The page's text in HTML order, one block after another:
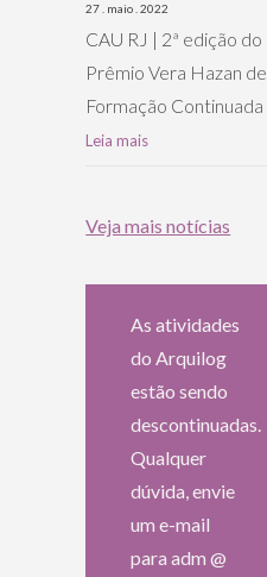
27 . maio . 2022
CAU RJ | 2ª edição do
Prêmio Vera Hazan de
Formação Continuada
Leia mais
Veja mais notícias
As atividades
do Arquilog
estão sendo
descontinuadas.
Qualquer
dúvida, envie
um e-mail
para adm @